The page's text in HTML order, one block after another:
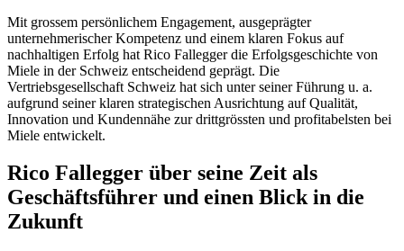
Mit grossem persönlichem Engagement, ausgeprägter
unternehmerischer Kompetenz und einem klaren Fokus auf
nachhaltigen Erfolg hat Rico Fallegger die Erfolgsgeschichte von
Miele in der Schweiz entscheidend geprägt. Die
Vertriebsgesellschaft Schweiz hat sich unter seiner Führung u. a.
aufgrund seiner klaren strategischen Ausrichtung auf Qualität,
Innovation und Kundennähe zur drittgrössten und profitabelsten bei
Miele entwickelt.
Rico Fallegger über seine Zeit als
Geschäftsführer und einen Blick in die
Zukunft